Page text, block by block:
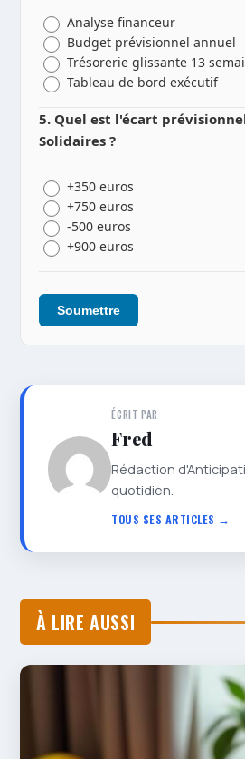
Analyse financeur
Budget prévisionnel annuel
Trésorerie glissante 13
Tableau de bord exécutif
5. Quel est l'écart
Solidaires ?
+350 euros
+750 euros
-500 euros
+900 euros
Soumettre
ÉCRIT PAR
Fred
Rédaction
quotidien.
TOUS SES ARTICLES →
À LIRE AUSSI